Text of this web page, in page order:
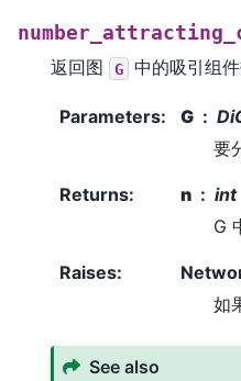
返回图 G 中的吸引组件
Parameters: G
要
Returns: n
int
G
Raises:
如
See also